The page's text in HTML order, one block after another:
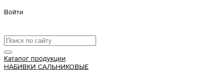
Войти
Каталог продукции
НАБИВКИ САЛЬНИКОВЫЕ